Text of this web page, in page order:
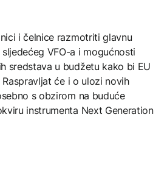
i čelnice razmotriti glavnu
VFO-a i mogućnosti
sredstava u budžetu kako bi EU
će i o ulozi novih
s obzirom na buduće
instrumenta Next Generation